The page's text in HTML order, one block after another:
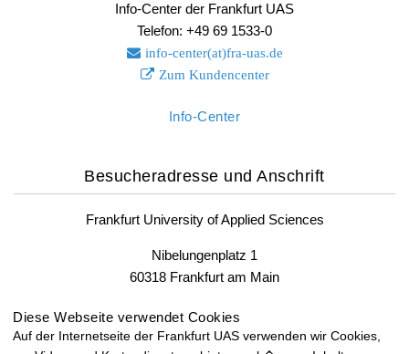
Info-Center der Frankfurt UAS
Telefon: +49 69 1533-0
info-center(at)fra-uas.de
Zum Kundencenter
Info-Center
Besucheradresse und Anschrift
Frankfurt University of Applied Sciences
Nibelungenplatz 1
60318 Frankfurt am Main
Fax: +49 69 1533-2400
Diese Webseite verwendet Cookies
Auf der Internetseite der Frankfurt UAS verwenden wir Cookies,